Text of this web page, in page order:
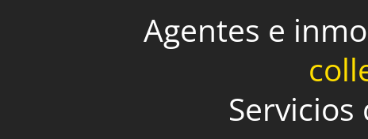
Agentes e